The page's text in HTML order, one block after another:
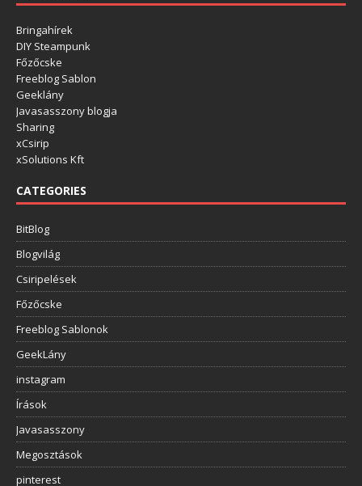
Bringahírek
DIY Steampunk
Főzőcske
Freeblog Sablon
Geeklány
Javasasszony blogja
Sharing
xCsirip
xSolutions Kft
CATEGORIES
BitBlog
Blogvilág
Csiripelések
Főzőcske
Freeblog Sablonok
GeekLány
instagram
Írások
Javasasszony
Megosztások
pinterest